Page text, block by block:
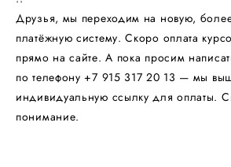
​​​​​​​Друзья, мы переходим на новую,
платёжную систему. Скоро оплата
прямо на сайте. А пока просим
по телефону +7 915 317 20 13 — мы
индивидуальную ссылку для оплаты.
понимание.